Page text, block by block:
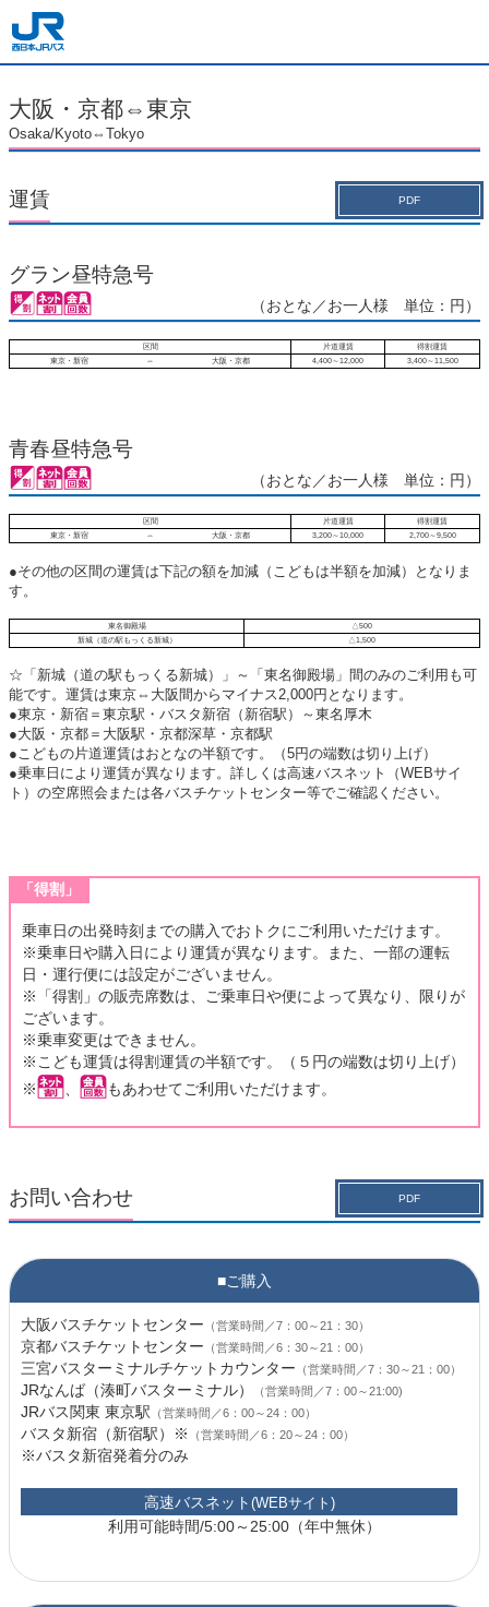
大阪・京都⇔東京
Osaka/Kyoto⇔Tokyo
運賃 PDF
グラン昼特急号
（おとな／お一人様 単位：円）
区間 片道運賃
得割運賃
東京・新宿
⇔ 大阪・京都 4,400～12,000 3,400～11,500
青春昼特急号
（おとな／お一人様 単位：円）
区間 片道運賃
得割運賃
東京・新宿
⇔ 大阪・京都 3,200～10,000 2,700～9,500
●その他の区間の運賃は下記の額を加減（こどもは半額を加減）となりま
す。
東名御殿場
△500
新城（道の駅もっくる新城）
△1,500
☆「新城（道の駅もっくる新城）」～「東名御殿場」間のみのご利用も可
能です。運賃は東京⇔大阪間からマイナス2,000円となります。
●東京・新宿＝東京駅・バスタ新宿（新宿駅）～東名厚木
●大阪・京都＝大阪駅・京都深草・京都駅
●こどもの片道運賃はおとなの半額です。（5円の端数は切り上げ）
●乗車日により運賃が異なります。詳しくは高速バスネット（WEBサイ
ト）の空席照会または各バスチケットセンター等でご確認ください。
「得割」
乗車日の出発時刻までの購入でおトクにご利用いただけます。
※乗車日や購入日により運賃が異なります。また、一部の運転
日・運行便には設定がございません。
※「得割」の販売席数は、ご乗車日や便によって異なり、限りが
ございます。
※乗車変更はできません。
※こども運賃は得割運賃の半額です。（５円の端数は切り上げ）
※
もあわせてご利用いただけます。
お問い合わせ PDF
■ご購入
大阪バスチケットセンター （営業時間／7：00～21：30）
京都バスチケットセンター （営業時間／6：30～21：00）
三宮バスターミナルチケットカウンター （営業時間／7：30～21：00）
JRなんば（湊町バスターミナル） （営業時間／7：00～21:00)
JRバス関東 東京駅 （営業時間／6：00～24：00）
バスタ新宿（新宿駅）※ （営業時間／6：20～24：00）
※バスタ新宿発着分のみ
高速バスネット (WEBサイト)
利用可能時間/5:00～25:00（年中無休）